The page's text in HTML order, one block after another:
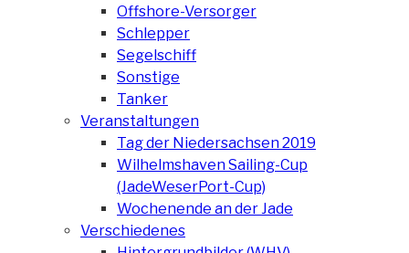
Offshore-Versorger
Schlepper
Segelschiff
Sonstige
Tanker
Veranstaltungen
Tag der Niedersachsen 2019
Wilhelmshaven Sailing-Cup
(JadeWeserPort-Cup)
Wochenende an der Jade
Verschiedenes